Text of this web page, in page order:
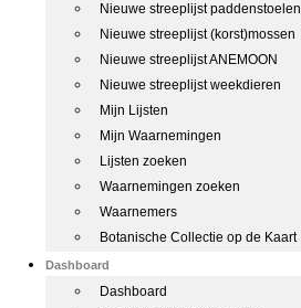
Nieuwe streeplijst paddenstoelen
Nieuwe streeplijst (korst)mossen
Nieuwe streeplijst ANEMOON
Nieuwe streeplijst weekdieren
Mijn Lijsten
Mijn Waarnemingen
Lijsten zoeken
Waarnemingen zoeken
Waarnemers
Botanische Collectie op de Kaart
Dashboard
Dashboard